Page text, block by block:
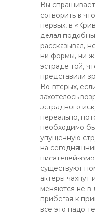
Вы
сотворить в
первых, в
делал
рассказывал,
ни формы, ни
эстраде той,
представили
Во-вторых,
захотелось
эстрадного
нереально,
необходимо
упущенную
на
писателей-
существуют
актёры чахнут
меняются не в
прибегая к
все это надо